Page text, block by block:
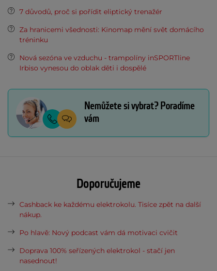
7 důvodů, proč si pořídit eliptický trenažér
Za hranicemi všednosti: Kinomap mění svět domácího
tréninku
Nová sezóna ve vzduchu - trampolíny inSPORTline
Irbiso vynesou do oblak děti i dospělé
Nemůžete si vybrat? Poradíme
vám
Doporučujeme
Cashback ke každému elektrokolu. Tisíce zpět na další
nákup.
Po hlavě: Nový podcast vám dá motivaci cvičit
Doprava 100% seřízených elektrokol - stačí jen
nasednout!